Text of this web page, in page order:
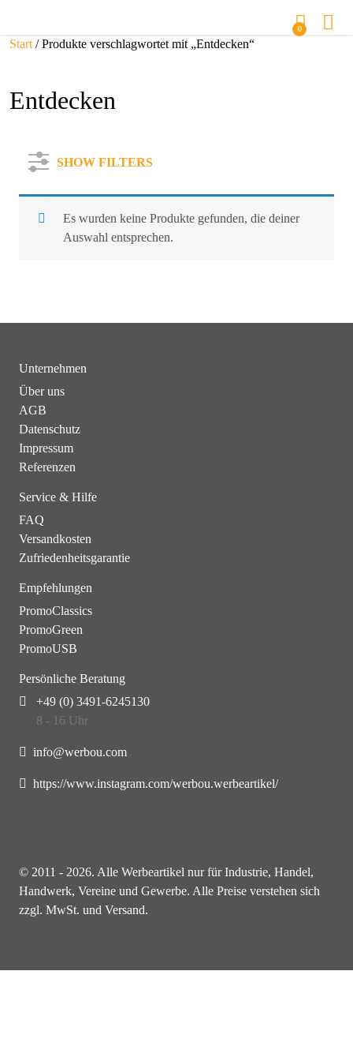
0
Start / Produkte verschlagwortet mit „Entdecken“
Entdecken
SHOW FILTERS
Es wurden keine Produkte gefunden, die deiner
Auswahl entsprechen.
Unternehmen
Über uns
AGB
Datenschutz
Impressum
Referenzen
Service & Hilfe
FAQ
Versandkosten
Zufriedenheitsgarantie
Empfehlungen
PromoClassics
PromoGreen
PromoUSB
Persönliche Beratung
+49 (0) 3491-6245130
8 - 16 Uhr
info@werbou.com
https://www.instagram.com/werbou.werbeartikel/
© 2011 - 2026. Alle Werbeartikel nur für Industrie, Handel,
Handwerk, Vereine und Gewerbe. Alle Preise verstehen sich
zzgl. MwSt. und Versand.